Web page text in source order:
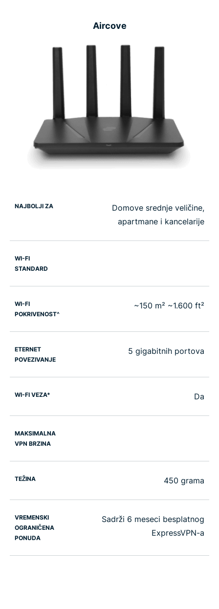
Aircove
NAJBOLJI ZA
Domove srednje veličine,
apartmane i kancelarije
WI-FI
STANDARD
WI-FI
POKRIVENOST^
~150 m² ~1.600 ft²
ETERNET
POVEZIVANJE
5 gigabitnih portova
WI-FI VEZA* Da
MAKSIMALNA
VPN BRZINA
TEŽINA 450 grama
VREMENSKI
OGRANIČENA
PONUDA
Sadrži 6 meseci besplatnog
ExpressVPN-a